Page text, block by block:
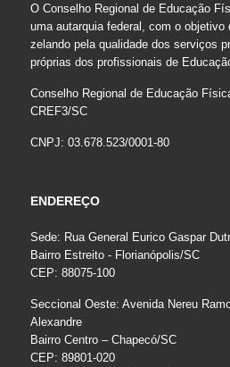
O Conselho Regional de Educação
uma autarquia federal, com o objetivo
zelando pela qualidade dos serviços
próprias dos profissionais de
Conselho Regional de Educação
CREF3/SC
CNPJ: 03.678.523/0001-80
ENDEREÇO
Sede: Rua General Eurico Gaspar
Bairro Estreito - Florianópolis/SC
CEP: 88075-100
Seccional Oeste: Avenida Nereu
Alexandre
Bairro Centro – Chapecó/SC
CEP: 89801-020